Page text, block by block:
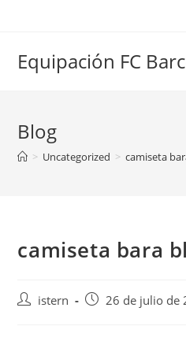
Equipación FC
Blog
> Uncategorized > camiseta
camiseta bara
Autoristern
Publicación
26 de julio de